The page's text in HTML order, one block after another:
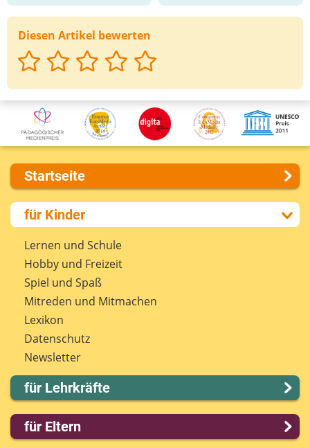
Diesen Artikel bewerten
Startseite
Über uns
Presse
Kontakt
Impressum
Internet-ABC Sitemap
Barrierefreiheit
Länderprojekte
für Kinder
Lernen und Schule
Hobby und Freizeit
Spiel und Spaß
Mitreden und Mitmachen
Lexikon
Datenschutz
Newsletter
für Lehrkräfte
Lernmodule
Unterrichts­materialien
für Eltern